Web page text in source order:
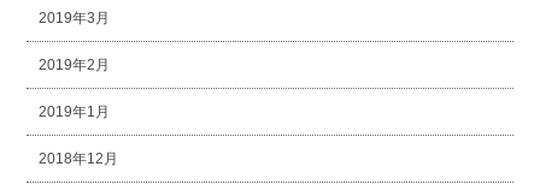
2019年3月
2019年2月
2019年1月
2018年12月